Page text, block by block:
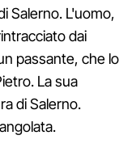
Salerno. L'uomo,
dai
passante, che lo
La sua
di Salerno.